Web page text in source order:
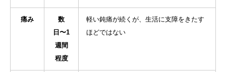
痛み
数
日〜1
週間
程度
軽い鈍痛が続くが、生活に支障をきたす
ほどではない